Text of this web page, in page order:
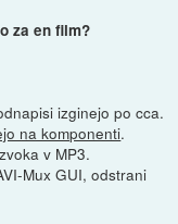
za en film?
izginejo po cca.
na komponenti.
v MP3.
Mux GUI, odstrani